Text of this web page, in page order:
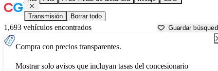
Transmisión Borrar todo
1,693 vehículos encontrados Guardar
Compra con precios transparentes.
Mostrar solo avisos que incluyan tasas del concesionario